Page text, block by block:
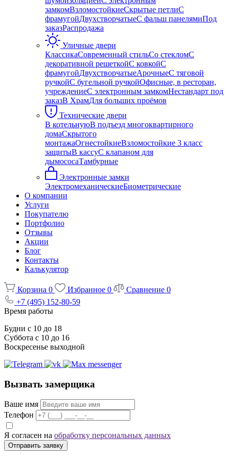
замкомВзломостойкиеСкрытые петлиС
фрамугойДвухстворчатыеС фальш панелямиПод
заказРаспродажа
Уличные двери
КлассикаСовременный стильСо стекломС
декоративной решеткойС ковкойС
фрамугойДвухстворчатыеАрочныеС тяговой
ручкойС бугельной ручкойОфисные, в ресторан,
учреждениеС электронным замкомНестандарт под
заказВ ХрамДля больших проёмов
Технические двери
В котельнуюВ подъезд многоквартирного
домаСкрытого
монтажаОгнестойкиеВзломостойкие 3 класс
защитыВ кассуС клапаном для
дымососаТамбурные
Электронные замки
ЭлектромеханическиеБиометрические
О компании
Услуги
Покупателю
Портфолио
Отзывы
Акции
Блог
Контакты
Калькулятор
Корзина 0 Избранное 0 Сравнение 0
+7 (495) 152-80-59
Время работы
Будни с 10 до 18
Суббота с 10 до 16
Воскресенье выходной
Вызвать замерщика
Ваше имя
Телефон
Я согласен на обработку персональных данных
Отправить заявку